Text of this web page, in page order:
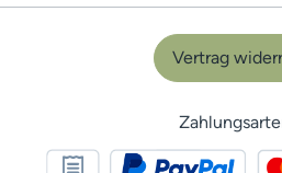
Vertrag